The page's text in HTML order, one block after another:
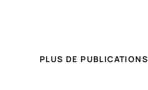
PLUS DE PUBLICATIONS